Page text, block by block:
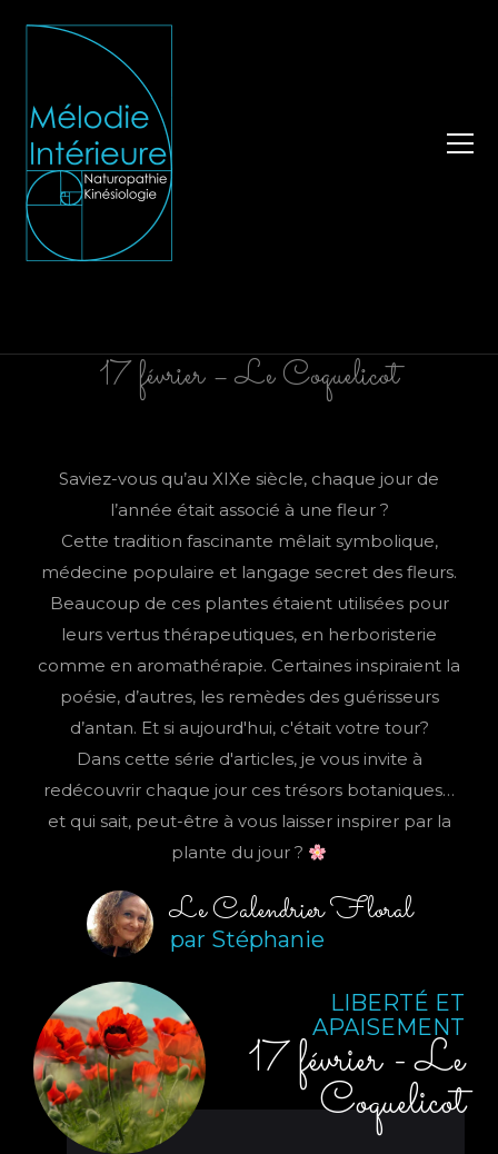
17 février – Le Coquelicot
Saviez-vous qu’au XIXe siècle, chaque jour de
l’année était associé à une fleur ?
Cette tradition fascinante mêlait symbolique,
médecine populaire et langage secret des fleurs.
Beaucoup de ces plantes étaient utilisées pour
leurs vertus thérapeutiques, en herboristerie
comme en aromathérapie. Certaines inspiraient la
poésie, d’autres, les remèdes des guérisseurs
d’antan. Et si aujourd'hui, c'était votre tour?
Dans cette série d'articles, je vous invite à
redécouvrir chaque jour ces trésors botaniques…
et qui sait, peut-être à vous laisser inspirer par la
plante du jour ?
Le Calendrier Floral
par Stéphanie
LIBERTÉ ET
APAISEMENT
17 février - Le
Coquelicot